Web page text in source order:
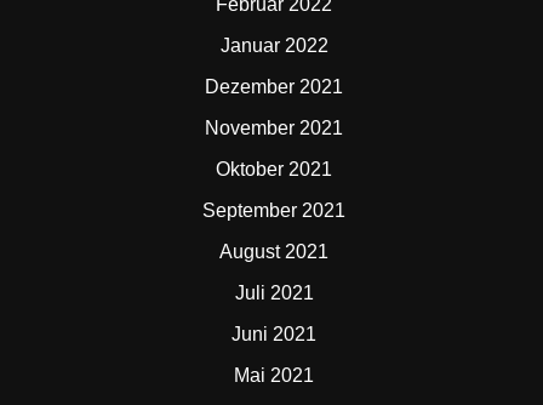
Februar 2022
Januar 2022
Dezember 2021
November 2021
Oktober 2021
September 2021
August 2021
Juli 2021
Juni 2021
Mai 2021